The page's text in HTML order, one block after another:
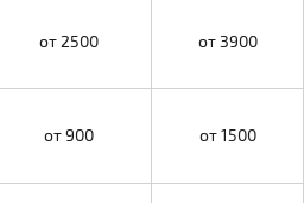
от 2500 от 3900
от 900 от 1500